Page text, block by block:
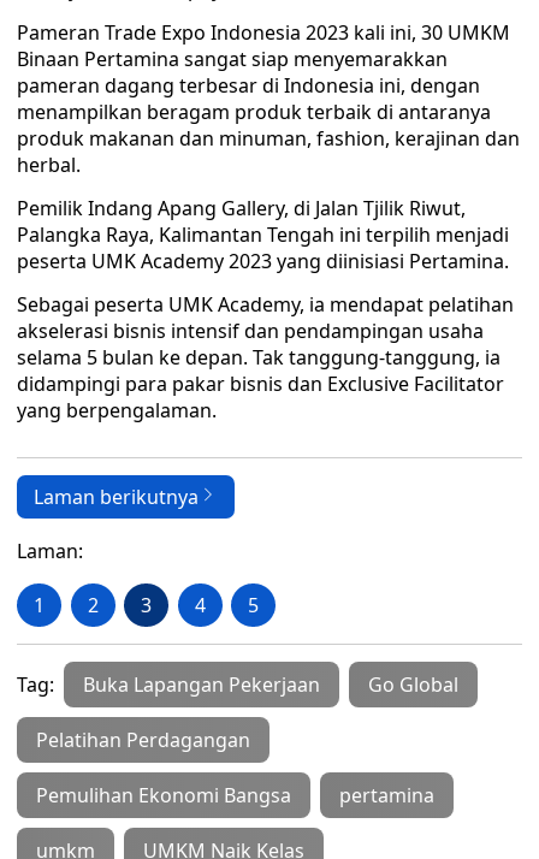
Pameran Trade Expo Indonesia 2023 kali ini, 30 UMKM
Binaan Pertamina sangat siap menyemarakkan
pameran dagang terbesar di Indonesia ini, dengan
menampilkan beragam produk terbaik di antaranya
produk makanan dan minuman, fashion, kerajinan dan
herbal.
Pemilik Indang Apang Gallery, di Jalan Tjilik Riwut,
Palangka Raya, Kalimantan Tengah ini terpilih menjadi
peserta UMK Academy 2023 yang diinisiasi Pertamina.
Sebagai peserta UMK Academy, ia mendapat pelatihan
akselerasi bisnis intensif dan pendampingan usaha
selama 5 bulan ke depan. Tak tanggung-tanggung, ia
didampingi para pakar bisnis dan Exclusive Facilitator
yang berpengalaman.
Laman berikutnya
Laman:
1 2 3 4 5
Tag: Buka Lapangan Pekerjaan Go Global
Pelatihan Perdagangan
Pemulihan Ekonomi Bangsa pertamina
umkm UMKM Naik Kelas